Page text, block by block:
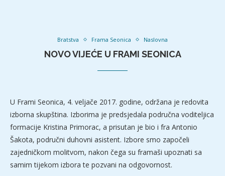
Bratstva Frama Seonica Naslovna
NOVO VIJEĆE U FRAMI SEONICA
U Frami Seonica, 4. veljače 2017. godine, održana je redovita
izborna skupština. Izborima je predsjedala područna voditeljica
formacije Kristina Primorac, a prisutan je bio i fra Antonio
Šakota, područni duhovni asistent. Izbore smo započeli
zajedničkom molitvom, nakon čega su framaši upoznati sa
samim tijekom izbora te pozvani na odgovornost.